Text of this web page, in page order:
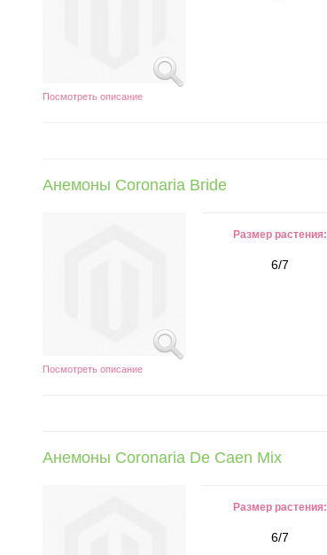
Посмотреть описание
Анемоны Coronaria Bride
Посмотреть описание
Размер растения:
6/7
Анемоны Coronaria De Caen Mix
Размер растения:
6/7